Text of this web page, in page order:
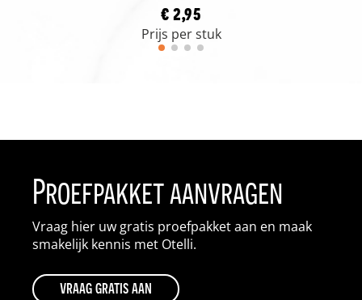
€ 2,95
Prijs per stuk
Proefpakket aanvragen
Vraag hier uw gratis proefpakket aan en maak
smakelijk kennis met Otelli.
vraag gratis aan